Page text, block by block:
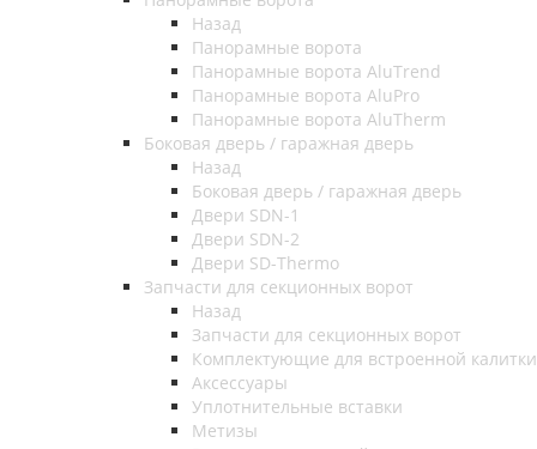
Назад
Панорамные ворота
Панорамные ворота AluTrend
Панорамные ворота AluPro
Панорамные ворота AluTherm
Боковая дверь / гаражная дверь
Назад
Боковая дверь / гаражная дверь
Двери SDN-1
Двери SDN-2
Двери SD-Thermo
Запчасти для секционных ворот
Назад
Запчасти для секционных ворот
Комплектующие для встроенной калитки
Аксессуары
Уплотнительные вставки
Метизы